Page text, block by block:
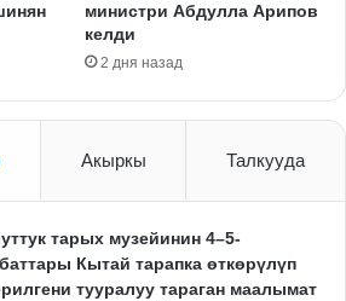
министри Абдулла Арипов
келди
2 дня назад
Акыркы Талкууда
тарых музейинин 4–5-
Кытай тарапка өткөрүлүп
тууралуу тараган маалымат